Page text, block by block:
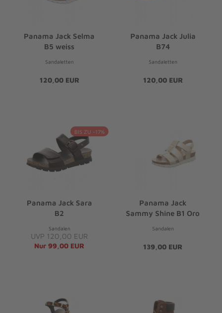
Panama Jack Selma
B5 weiss
Sandaletten
120,00 EUR
Panama Jack Julia
B74
Sandaletten
120,00 EUR
BIS ZU -17%
Panama Jack Sara
B2
Sandalen
UVP 120,00 EUR
Nur 99,00 EUR
Panama Jack
Sammy Shine B1 Oro
Sandalen
139,00 EUR